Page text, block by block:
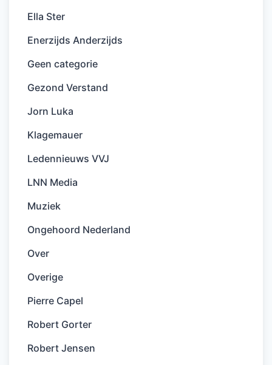
Ella Ster
Enerzijds Anderzijds
Geen categorie
Gezond Verstand
Jorn Luka
Klagemauer
Ledennieuws VVJ
LNN Media
Muziek
Ongehoord Nederland
Over
Overige
Pierre Capel
Robert Gorter
Robert Jensen